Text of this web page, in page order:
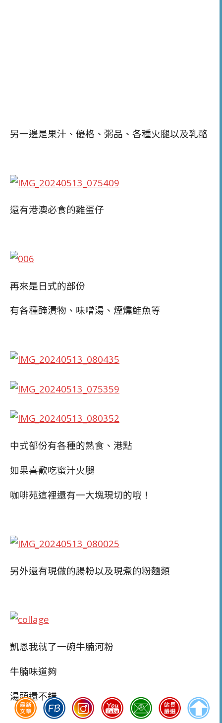
另一邊是果汁、優格、粥品、各種火腿以及乳酪
還有港澳必食的雞蛋仔
再來是日式的部份
有各種醃漬物、味噌湯、煙燻鮭魚等
中式部份有各種的熟食、港點
如果喜歡吃蜜汁火腿
咖啡苑這裡還有一大塊現切的哦！
另外還有現做的腸粉以及現煮的粉麵類
凱恩我就了一碗牛腩河粉
牛腩味道夠
湯頭還不錯